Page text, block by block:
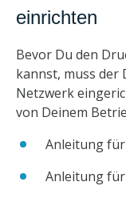
einrichten
Bevor Du den
kannst, muss der
Netzwerk
von Deinem
Anleitung für
Anleitung für